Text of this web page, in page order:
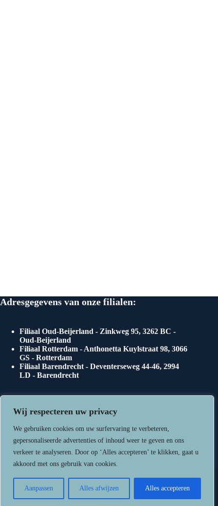
Wij respecteren uw privacy
We gebruiken cookies om uw surfervaring te verbeteren,
gepersonaliseerde advertenties of inhoud weer te geven en ons
verkeer te analyseren. Door op ‘Alles accepteren’ te klikken, gaat u
akkoord met ons gebruik van cookies.
Aanpassen Alles afwijzen Alles accepteren
Adresgegevens van onze filialen:
Filiaal Oud-Beijerland - Zinkweg 95, 3262 BC -
Oud-Beijerland
Filiaal Rotterdam - Anthonetta Kuylstraat 98, 3066
GS - Rotterdam
Filiaal Barendrecht - Deventerseweg 44-46, 2994
LD - Barendrecht
Onze openingstijden
Maandag 29 december van 08:00 tot 20:00 uur
Dinsdag 30 december van 08:00tot 20:00 uur
Woensdag 31 december van 08:00 tot 17:00 uur